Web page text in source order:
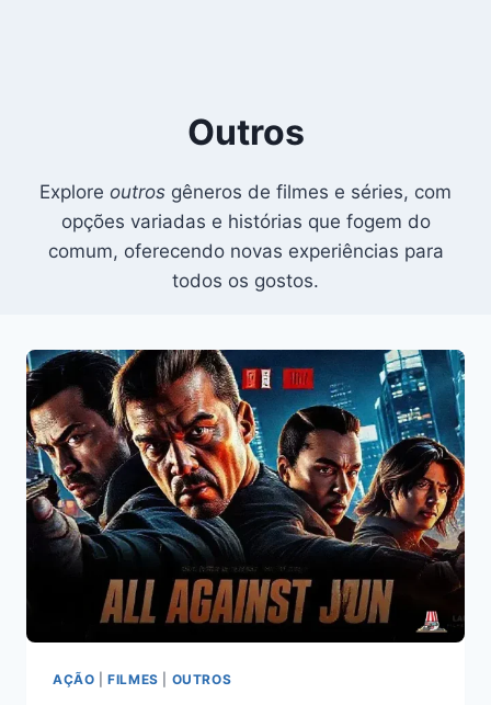
Outros
Explore outros gêneros de filmes e séries, com
opções variadas e histórias que fogem do
comum, oferecendo novas experiências para
todos os gostos.
AÇÃO |FILMES OUTROS